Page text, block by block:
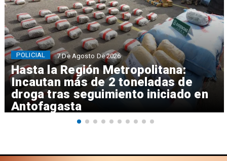
Hasta la Región Metropolitana:
Incautan más de 2 toneladas de
droga tras seguimiento iniciado en
Antofagasta
POLICIAL 7 De Agosto De 2026